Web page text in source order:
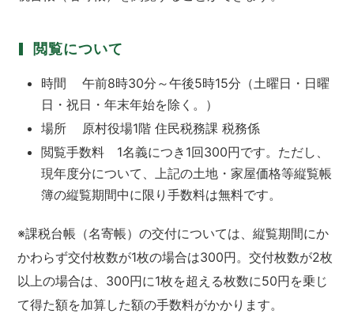
閲覧について
時間 午前8時30分～午後5時15分（土曜日・日曜
日・祝日・年末年始を除く。）
場所 原村役場1階 住民税務課 税務係
閲覧手数料 1名義につき1回300円です。ただし、
現年度分について、上記の土地・家屋価格等縦覧帳
簿の縦覧期間中に限り手数料は無料です。
※課税台帳（名寄帳）の交付については、縦覧期間にか
かわらず交付枚数が1枚の場合は300円。交付枚数が2枚
以上の場合は、300円に1枚を超える枚数に50円を乗じ
て得た額を加算した額の手数料がかかります。